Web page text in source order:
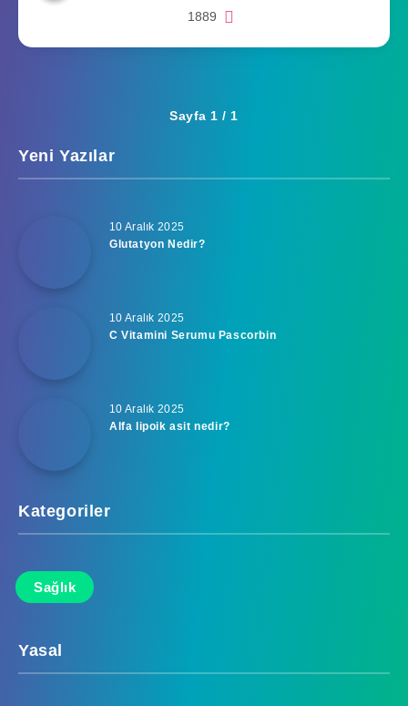
1889
Sayfa 1 / 1
Yeni Yazılar
10 Aralık 2025
Glutatyon Nedir?
10 Aralık 2025
C Vitamini Serumu Pascorbin
10 Aralık 2025
Alfa lipoik asit nedir?
Kategoriler
Sağlık
Yasal